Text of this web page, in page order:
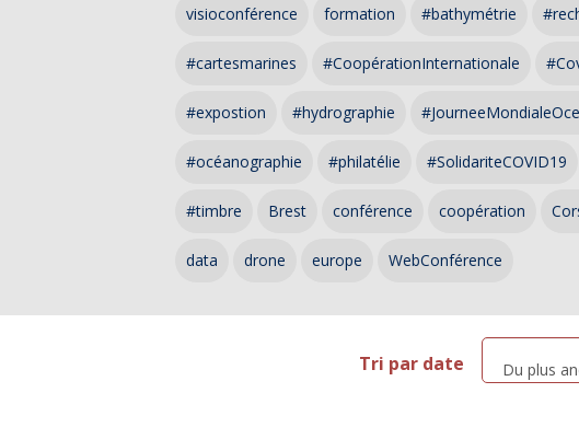
visioconférence formation #bathymétrie
#cartesmarines #CoopérationInternationale
#expostion #hydrographie
#océanographie #philatélie #SolidariteCOVID19
#timbre Brest conférence coopération
data drone europe WebConférence
Tri par date Du plus